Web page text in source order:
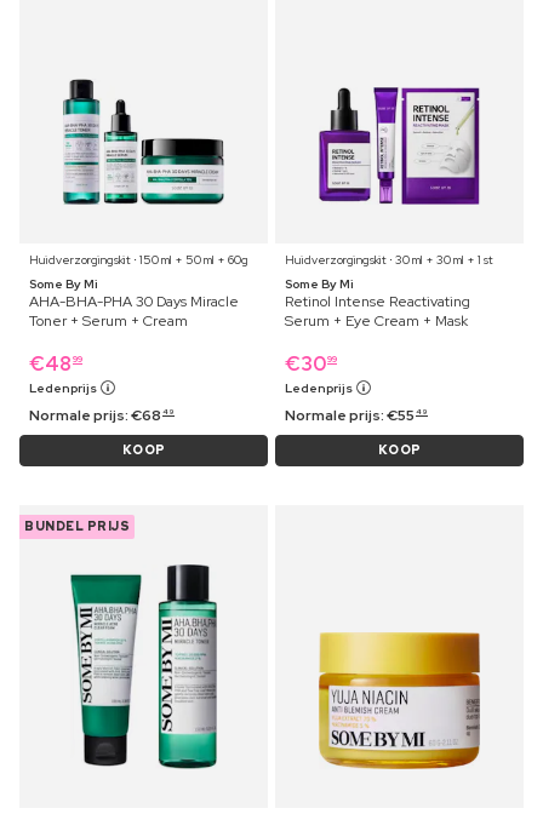
Huidverzorgingskit ⋅ 150 ml + 50 ml + 60g
Some By Mi
AHA-BHA-PHA 30 Days Miracle
Toner + Serum + Cream
€48 99
Ledenprijs
Normale prijs:€68 49
KOOP
Huidverzorgingskit ⋅ 30 ml + 30 ml + 1 st
Some By Mi
Retinol Intense Reactivating
Serum + Eye Cream + Mask
€3099
Ledenprijs
Normale prijs:€55 49
KOOP
BUNDEL PRIJS